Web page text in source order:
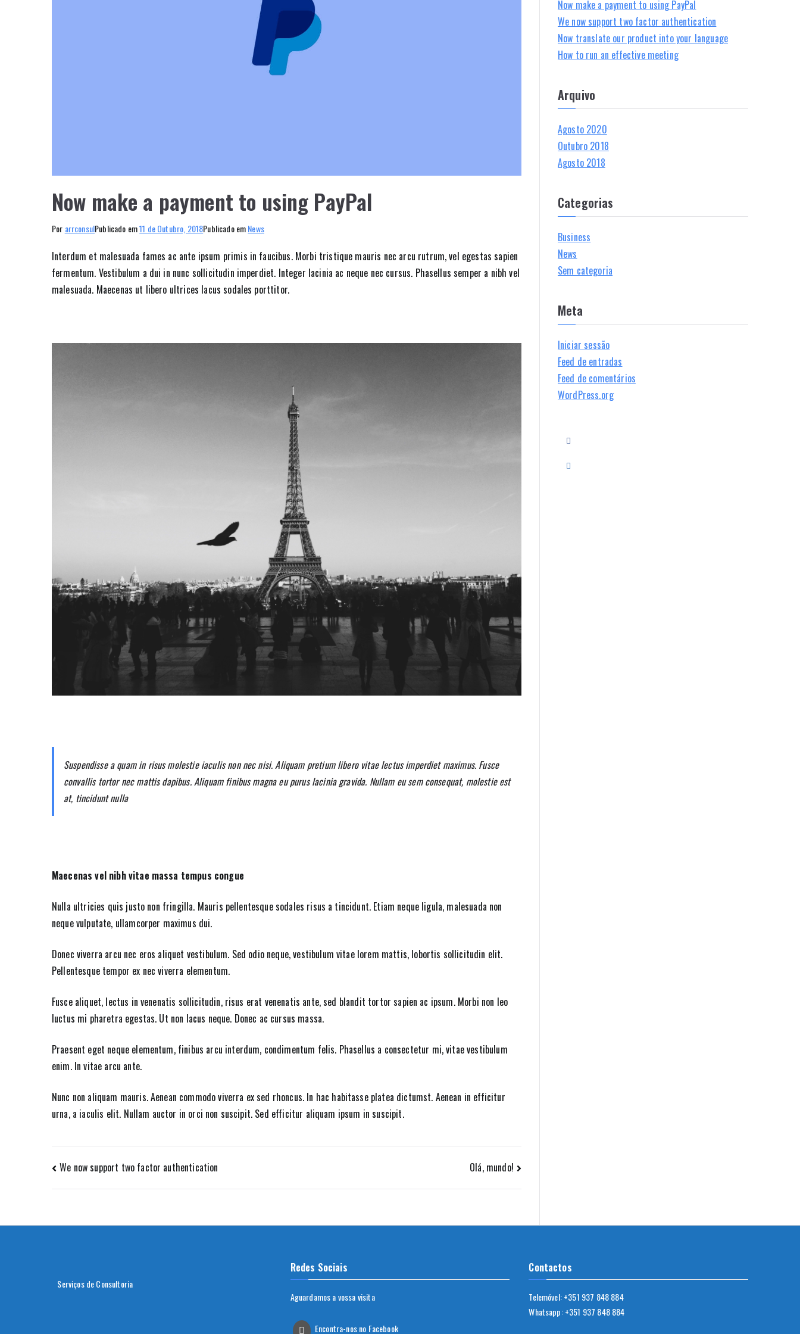
Now make a payment to using PayPal
Por arrconsulPublicado em11 de Outubro, 2018Publicado emNews
Interdum et malesuada fames ac ante ipsum primis in faucibus. Morbi tristique mauris nec arcu rutrum, vel egestas sapien
fermentum. Vestibulum a dui in nunc sollicitudin imperdiet. Integer lacinia ac neque nec cursus. Phasellus semper a nibh vel
malesuada. Maecenas ut libero ultrices lacus sodales porttitor.
Suspendisse a quam in risus molestie iaculis non nec nisi. Aliquam pretium libero vitae lectus imperdiet maximus. Fusce
convallis tortor nec mattis dapibus. Aliquam finibus magna eu purus lacinia gravida. Nullam eu sem consequat, molestie est
at, tincidunt nulla
Maecenas vel nibh vitae massa tempus congue
Nulla ultricies quis justo non fringilla. Mauris pellentesque sodales risus a tincidunt. Etiam neque ligula, malesuada non
neque vulputate, ullamcorper maximus dui.
Donec viverra arcu nec eros aliquet vestibulum. Sed odio neque, vestibulum vitae lorem mattis, lobortis sollicitudin elit.
Pellentesque tempor ex nec viverra elementum.
Fusce aliquet, lectus in venenatis sollicitudin, risus erat venenatis ante, sed blandit tortor sapien ac ipsum. Morbi non leo
luctus mi pharetra egestas. Ut non lacus neque. Donec ac cursus massa.
Praesent eget neque elementum, finibus arcu interdum, condimentum felis. Phasellus a consectetur mi, vitae vestibulum
enim. In vitae arcu ante.
Nunc non aliquam mauris. Aenean commodo viverra ex sed rhoncus. In hac habitasse platea dictumst. Aenean in efficitur
urna, a iaculis elit. Nullam auctor in orci non suscipit. Sed efficitur aliquam ipsum in suscipit.
Navegação
de
artigos
We now support two factor authentication Olá, mundo!
Now make a payment to using PayPal
We now support two factor authentication
Now translate our product into your language
How to run an effective meeting
Arquivo
Agosto 2020
Outubro 2018
Agosto 2018
Categorias
Business
News
Sem categoria
Meta
Iniciar sessão
Feed de entradas
Feed de comentários
WordPress.org
Serviços de Consultoria
Redes Sociais
Aguardamos a vossa visita
Encontra-nos no Facebook
Contactos
Telemóvel: +351 937 848 884
Whatsapp: +351 937 848 884